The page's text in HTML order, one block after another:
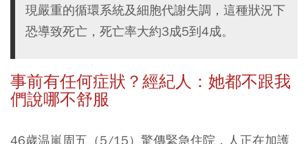
現嚴重的循環系統及細胞代謝失調，這種狀況下
恐導致死亡，死亡率大約3成5到4成。
事前有任何症狀？經紀人：她都不跟我
們說哪不舒服
46歲温嵐周五（5/15）驚傳緊急住院，人正在加護